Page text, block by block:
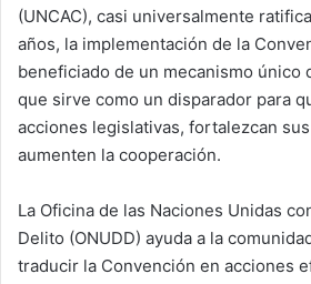
(UNCAC), casi universalmente
años, la implementación de la
beneficiado de un mecanismo único
que sirve como un disparador para
acciones legislativas, fortalezcan
aumenten la cooperación.
La Oficina de las Naciones Unidas
Delito (ONUDD) ayuda a la
traducir la Convención en acciones